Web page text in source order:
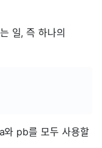
일, 즉 하나의
와 pb를 모두 사용할